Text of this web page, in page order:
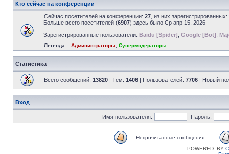
Кто сейчас на конференции
Сейчас посетителей на конференции: 27 , из них
Больше всего посетителей (6907) здесь было Ср апр 15, 2026
Зарегистрированные пользователи: Baidu [Spider] Google [Bot]
Легенда :: Администраторы Супермодераторы
Статистика
Всего сообщений: 13820 | Тем: 1406 | Пользователей: 7706 | Новый
Вход
Имя пользователя: Пароль:
Непрочитанные сообщения
POWERED_BY